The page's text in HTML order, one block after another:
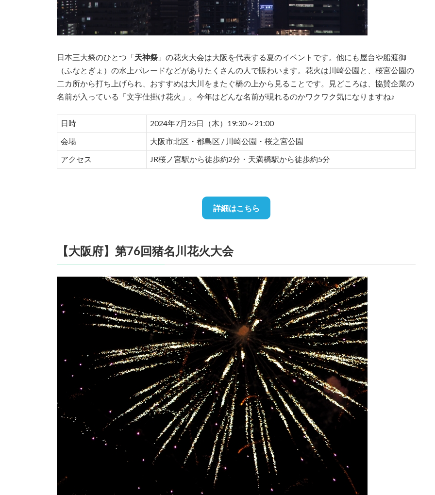
日本三大祭のひとつ「天神祭 」の花火大会は大阪を代表する夏のイベントです。他にも屋台や船渡御
（ふなとぎょ）の水上パレードなどがありたくさんの人で賑わいます。花火は川崎公園と、桜宮公園の
二カ所から打ち上げられ、おすすめは大川をまたぐ橋の上から見ることです。見どころは、協賛企業の
名前が入っている「文字仕掛け花火」。今年はどんな名前が現れるのかワクワク気になりますね♪
日時
2024年7月25日（木）19:30～21:00
会場
大阪市北区・都島区 / 川崎公園・桜之宮公園
アクセス
JR桜ノ宮駅から徒歩約2分・天満橋駅から徒歩約5分
詳細はこちら
【大阪府】第76回猪名川花火大会